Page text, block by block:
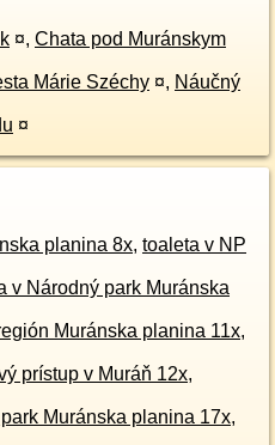
¤, Chata pod Muránskym
Márie Széchy ¤, Náučný
¤
planina 8x, toaleta v NP
v Národný park Muránska
Muránska planina 11x,
prístup v Muráň 12x,
Muránska planina 17x,